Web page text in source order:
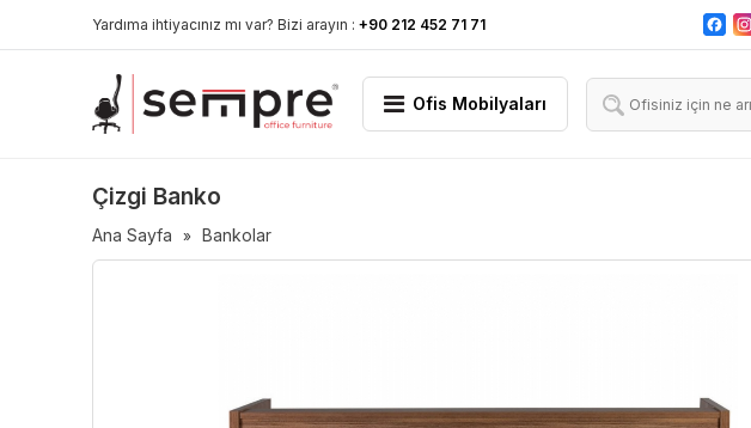
Yardıma ihtiyacınız mı var? Bizi arayın : +90 212 452 71 71
Ofis Mobilyaları
Çizgi Banko
Ana Sayfa » Bankolar